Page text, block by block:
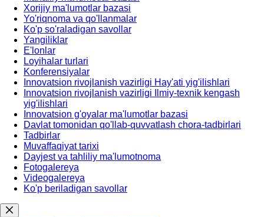
Xorijiy ma'lumotlar bazasi
Yo'riqnoma va qo'llanmalar
Ko'p so'raladigan savollar
Yangiliklar
E'lonlar
Loyihalar turlari
Konferensiyalar
Innovatsion rivojlanish vazirligi Hay'ati yig'ilishlari
Innovatsion rivojlanish vazirligi Ilmiy-texnik kengash
yig'ilishlari
Innovatsion g'oyalar ma'lumotlar bazasi
Davlat tomonidan qo'llab-quvvatlash chora-tadbirlari
Tadbirlar
Muvaffaqiyat tarixi
Dayjest va tahliliy ma'lumotnoma
Fotogalereya
Videogalereya
Ko'p beriladigan savollar